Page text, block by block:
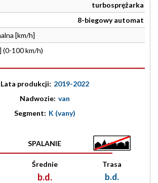
turbosprężarka
8-biegowy automat
[km/h]
(0-100 km/h)
Lata produkcji: 2019-2022
Nadwozie: van
Segment: K (vany)
SPALANIE
Średnie
b.d.
Trasa
b.d.